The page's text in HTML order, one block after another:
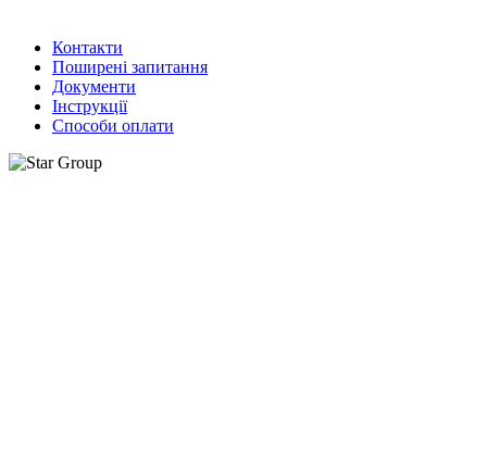
Контакти
Поширені запитання
Документи
Інструкції
Способи оплати